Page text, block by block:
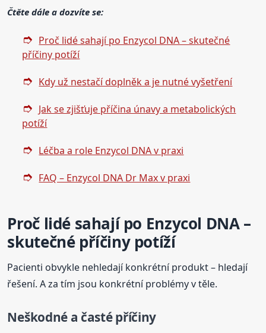
Čtěte dále a dozvíte se:
Proč lidé sahají po Enzycol DNA – skutečné
příčiny potíží
Kdy už nestačí doplněk a je nutné vyšetření
Jak se zjišťuje příčina únavy a metabolických
potíží
Léčba a role Enzycol DNA v praxi
FAQ – Enzycol DNA Dr Max v praxi
Proč lidé sahají po Enzycol DNA –
skutečné příčiny potíží
Pacienti obvykle nehledají konkrétní produkt – hledají
řešení. A za tím jsou konkrétní problémy v těle.
Neškodné a časté příčiny